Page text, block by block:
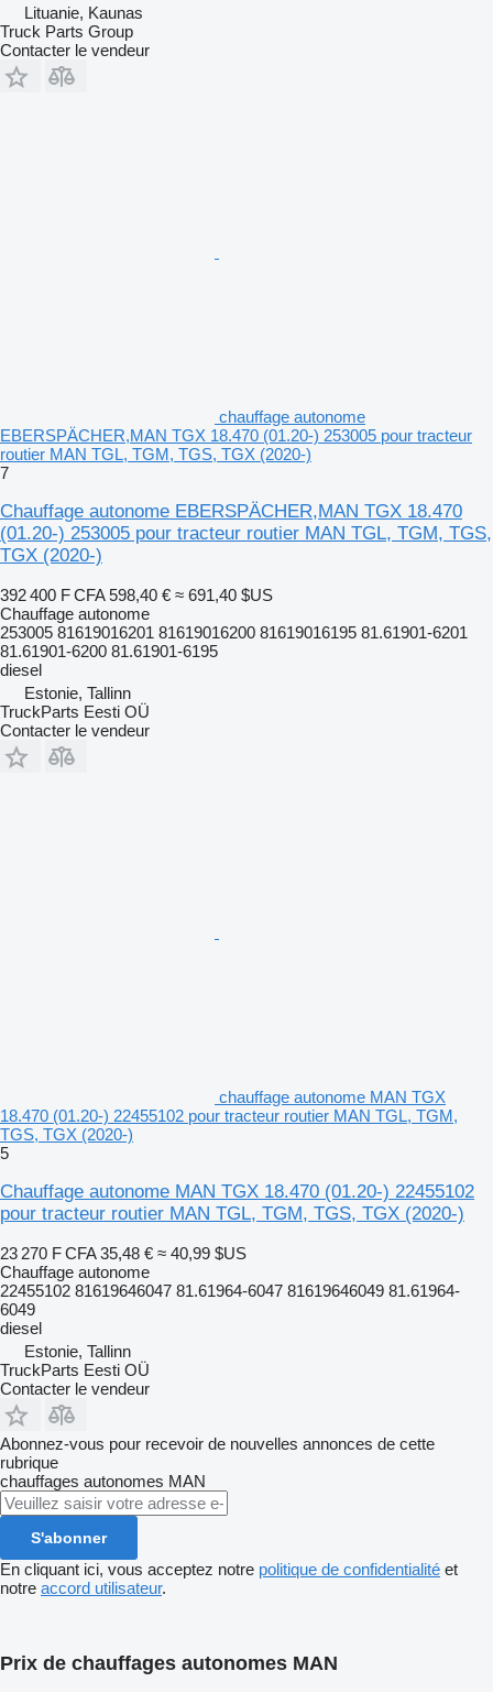
Lituanie, Kaunas
Truck Parts Group
Contacter le vendeur
chauffage autonome
EBERSPÄCHER,MAN TGX 18.470 (01.20-) 253005 pour tracteur
routier MAN TGL, TGM, TGS, TGX (2020-)
7
Chauffage autonome EBERSPÄCHER,MAN TGX 18.470
(01.20-) 253005 pour tracteur routier MAN TGL, TGM, TGS,
TGX (2020-)
392 400 F CFA 598,40 € ≈ 691,40 $US
Chauffage autonome
253005 81619016201 81619016200 81619016195 81.61901-6201
81.61901-6200 81.61901-6195
diesel
Estonie, Tallinn
TruckParts Eesti OÜ
Contacter le vendeur
chauffage autonome MAN TGX
18.470 (01.20-) 22455102 pour tracteur routier MAN TGL, TGM,
TGS, TGX (2020-)
5
Chauffage autonome MAN TGX 18.470 (01.20-) 22455102
pour tracteur routier MAN TGL, TGM, TGS, TGX (2020-)
23 270 F CFA 35,48 € ≈ 40,99 $US
Chauffage autonome
22455102 81619646047 81.61964-6047 81619646049 81.61964-
6049
diesel
Estonie, Tallinn
TruckParts Eesti OÜ
Contacter le vendeur
Abonnez-vous pour recevoir de nouvelles annonces de cette
rubrique
chauffages autonomes MAN
S'abonner
En cliquant ici, vous acceptez notre politique de confidentialité et
notre accord utilisateur.
Prix de chauffages autonomes MAN